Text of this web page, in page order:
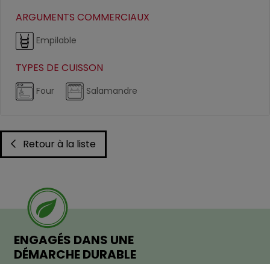
ARGUMENTS COMMERCIAUX
Empilable
TYPES DE CUISSON
Four Salamandre
Retour à la liste
ENGAGÉS DANS UNE
DÉMARCHE DURABLE